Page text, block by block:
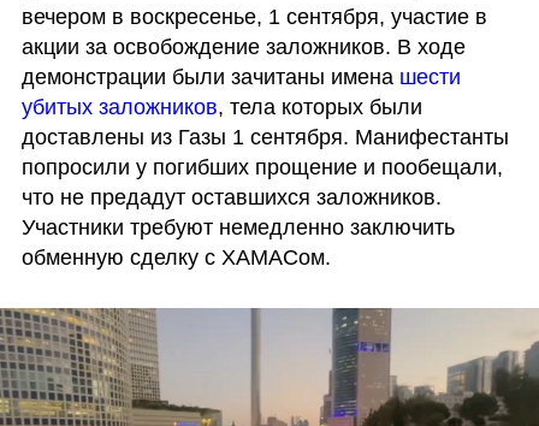
вечером в воскресенье, 1 сентября, участие в
акции за освобождение заложников. В ходе
демонстрации были зачитаны имена шести
убитых заложников, тела которых были
доставлены из Газы 1 сентября. Манифестанты
попросили у погибших прощение и пообещали,
что не предадут оставшихся заложников.
Участники требуют немедленно заключить
обменную сделку с ХАМАСом.